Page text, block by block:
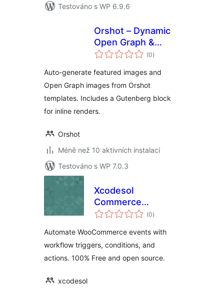
Testováno s WP 6.9.6
Orshot – Dynamic
Open Graph &
Featured Images
(0celkové
hodnocení
)
Auto-generate featured images and
Open Graph images from Orshot
templates. Includes a Gutenberg block
for inline renders.
Orshot
Méně než 10 aktivních instalací
Testováno s WP 7.0.3
Xcodesol
Commerce
Workflows
(0celkové
hodnocení
)
Automate WooCommerce events with
workflow triggers, conditions, and
actions. 100% Free and open source.
xcodesol